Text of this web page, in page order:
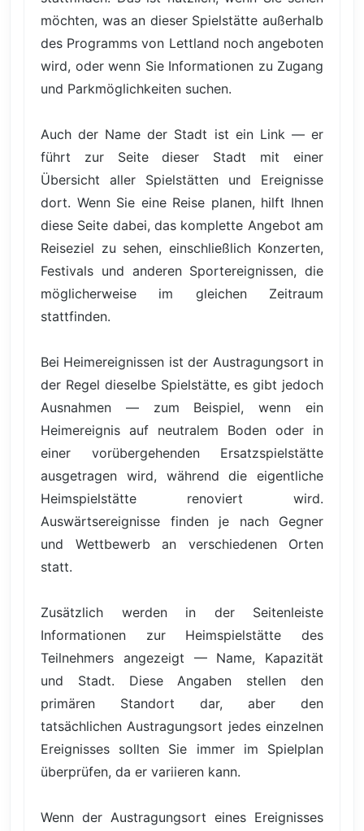
möchten, was an dieser Spielstätte außerhalb
des Programms von Lettland noch angeboten
wird, oder wenn Sie Informationen zu Zugang
und Parkmöglichkeiten suchen.
Auch der Name der Stadt ist ein Link — er
führt zur Seite dieser Stadt mit einer
Übersicht aller Spielstätten und Ereignisse
dort. Wenn Sie eine Reise planen, hilft Ihnen
diese Seite dabei, das komplette Angebot am
Reiseziel zu sehen, einschließlich Konzerten,
Festivals und anderen Sportereignissen, die
möglicherweise im gleichen Zeitraum
stattfinden.
Bei Heimereignissen ist der Austragungsort in
der Regel dieselbe Spielstätte, es gibt jedoch
Ausnahmen — zum Beispiel, wenn ein
Heimereignis auf neutralem Boden oder in
einer vorübergehenden Ersatzspielstätte
ausgetragen wird, während die eigentliche
Heimspielstätte renoviert wird.
Auswärtsereignisse finden je nach Gegner
und Wettbewerb an verschiedenen Orten
statt.
Zusätzlich werden in der Seitenleiste
Informationen zur Heimspielstätte des
Teilnehmers angezeigt — Name, Kapazität
und Stadt. Diese Angaben stellen den
primären Standort dar, aber den
tatsächlichen Austragungsort jedes einzelnen
Ereignisses sollten Sie immer im Spielplan
überprüfen, da er variieren kann.
Wenn der Austragungsort eines Ereignisses